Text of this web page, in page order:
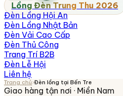
Lồng Đèn Trung Thu 2026
Đèn Lồng Hội An
Đèn Lồng Nhật Bản
Đèn Vải Cao Cấp
Đèn Thủ Công
Trang Trí B2B
Đèn Lễ Hội
Liên hệ
Trang chủ›Đèn lồng tại Bến Tre
Giao hàng tận nơi · Miền Nam